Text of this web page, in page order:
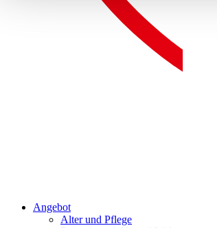
Angebot
Alter und Pflege